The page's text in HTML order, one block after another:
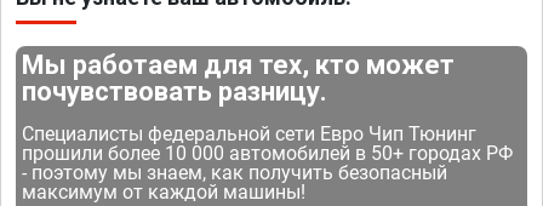
Мы работаем для тех, кто может
почувствовать разницу.
Специалисты федеральной сети Евро Чип Тюнинг
прошили более 10 000 автомобилей в 50+ городах РФ
- поэтому мы знаем, как получить безопасный
максимум от каждой машины!